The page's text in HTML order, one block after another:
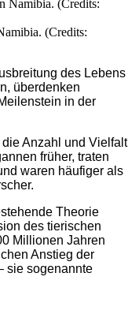
(Credits:
des Lebens
überdenken
in der
Anzahl und Vielfalt
früher, traten
waren häufiger als
Theorie
des tierischen
Millionen Jahren
Anstieg der
sie sogenannte